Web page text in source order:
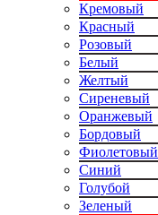
Кремовый
Красный
Розовый
Белый
Желтый
Сиреневый
Оранжевый
Бордовый
Фиолетовый
Синий
Голубой
Зеленый